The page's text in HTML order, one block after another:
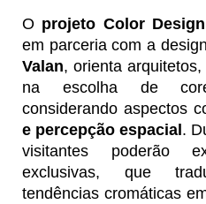
O projeto Color
em parceria com a
Valan, orienta
na escolha de
considerando aspectos
e percepção espacial .
visitantes poderão
exclusivas, que
tendências cromáticas